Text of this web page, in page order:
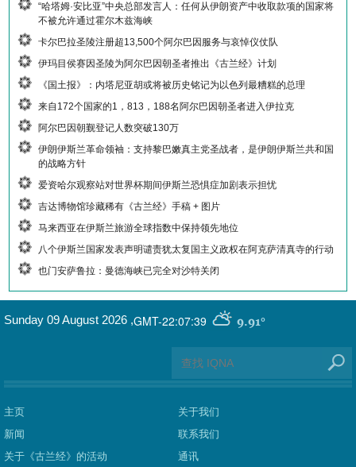
“哈塔姆·安比亚”中央总部发言人：任何从伊朗资产中收取款项的国家将
不被允许通过霍尔木兹海峡
卡尔巴拉圣陵注册超13,500个阿尔巴因服务与哀悼仪仗队
伊玛目侯赛因圣陵为阿尔巴因朝圣者推出《古兰经》计划
《国土报》：内塔尼亚胡或将被历史铭记为以色列最糟糕的总理
来自172个国家的1，813，188名阿尔巴因朝圣者进入伊拉克
阿尔巴因朝觐登记人数突破130万
伊朗伊斯兰革命领袖：支持黎巴嫩真主党圣战者，是伊朗伊斯兰共和国
的战略方针
爱资哈尔观察站对世界杯期间伊斯兰恐惧症加剧表示担忧
吉达博物馆珍藏稀有《古兰经》手稿 + 图片
马来西亚在伊斯兰旅游全球指数中保持领先地位
八个伊斯兰国家发表声明谴责犹太复国主义政权在阿克萨清真寺的行动
也门安萨鲁拉：曼德海峡已完全对沙特关闭
GMT-22:07:39 9.91°
Sunday 09 August 2026 ,
主页
新闻
关于《古兰经》的活动
关于我们
联系我们
通讯